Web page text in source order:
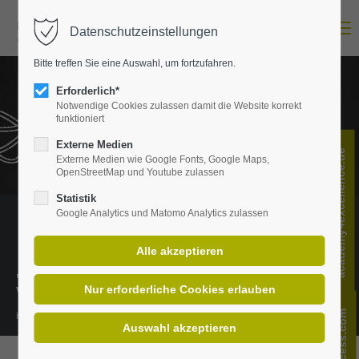
Login
Passwort
Anmelden
Lost your password?
Support
Lorem ipsum dolor sit amet:
„Wissen ist das richtige Verständnis
von Informationen.“
Henning Mankell
academy4excellence.de
Datenschutzeinstellungen
Bitte treffen Sie eine Auswahl, um fortzufahren.
Erforderlich*
Notwendige Cookies zulassen damit die Website korrekt
funktioniert
Externe Medien
Externe Medien wie Google Fonts, Google Maps,
OpenStreetMap und Youtube zulassen
Statistik
Google Analytics und Matomo Analytics zulassen